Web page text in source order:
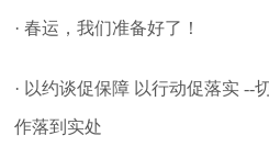
· 春运，我们准备好了！
· 以约谈促保障 以行动促落实 --
作落到实处